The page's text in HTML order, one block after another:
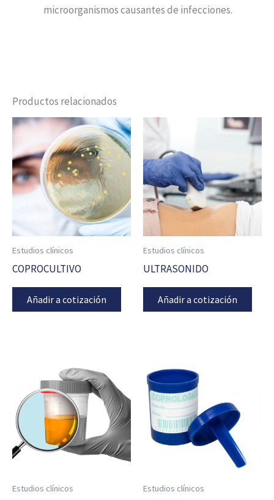
microorganismos causantes de infecciones.
Productos relacionados
Estudios clínicos
COPROCULTIVO
Añadir a cotización
Estudios clínicos
ULTRASONIDO
Añadir a cotización
Estudios clínicos Estudios clínicos